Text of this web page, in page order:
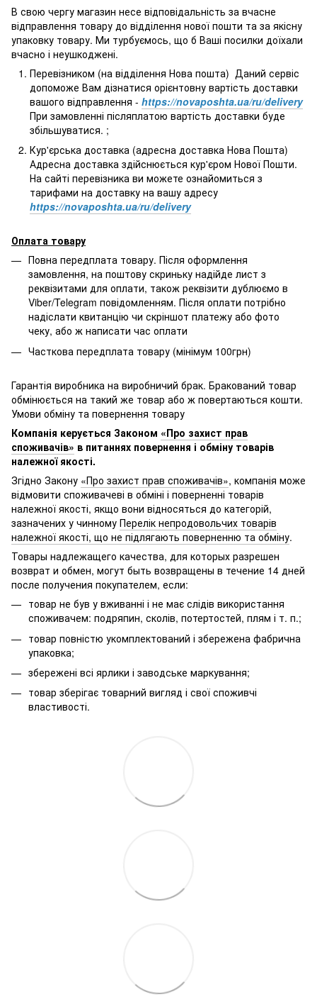
В свою чергу магазин несе відповідальність за вчасне
відправлення товару до відділення нової пошти та за якісну
упаковку товару. Ми турбуємось, що б Ваші посилки доїхали
вчасно і неушкоджені.
Перевізником (на відділення Нова пошта) Даний сервіс
допоможе Вам дізнатися орієнтовну вартість доставки
вашого відправлення - https://novaposhta.ua/ru/delivery
При замовленні післяплатою вартість доставки буде
збільшуватися. ;
Кур'єрська доставка (адресна доставка Нова Пошта)
Адресна доставка здійснюється кур'єром Нової Пошти.
На сайті перевізника ви можете ознайомиться з
тарифами на доставку на вашу адресу
https://novaposhta.ua/ru/delivery
Оплата товару
Повна передплата товару. Після оформлення
замовлення, на поштову скриньку надійде лист з
реквізитами для оплати, також реквізити дублюємо в
Viber/Telegram повідомленням. Після оплати потрібно
надіслати квитанцію чи скріншот платежу або фото
чеку, або ж написати час оплати
Часткова передплата товару (мінімум 100грн)
Гарантія виробника на виробничий брак. Бракований товар
обмінюється на такий же товар або ж повертаються кошти.
Умови обміну та повернення товару
Компанія керується Законом «Про захист прав
споживачів» в питаннях повернення і обміну товарів
належної якості.
Згідно Закону «Про захист прав споживачів», компанія може
відмовити споживачеві в обміні і поверненні товарів
належної якості, якщо вони відносяться до категорій,
зазначених у чинному Перелік непродовольчих товарів
належної якості, що не підлягають поверненню та обміну.
Товары надлежащего качества, для которых разрешен
возврат и обмен, могут быть возвращены в течение 14 дней
после получения покупателем, если:
товар не був у вживанні і не має слідів використання
споживачем: подряпин, сколів, потертостей, плям і т. п.;
товар повністю укомплектований і збережена фабрична
упаковка;
збережені всі ярлики і заводське маркування;
товар зберігає товарний вигляд і свої споживчі
властивості.